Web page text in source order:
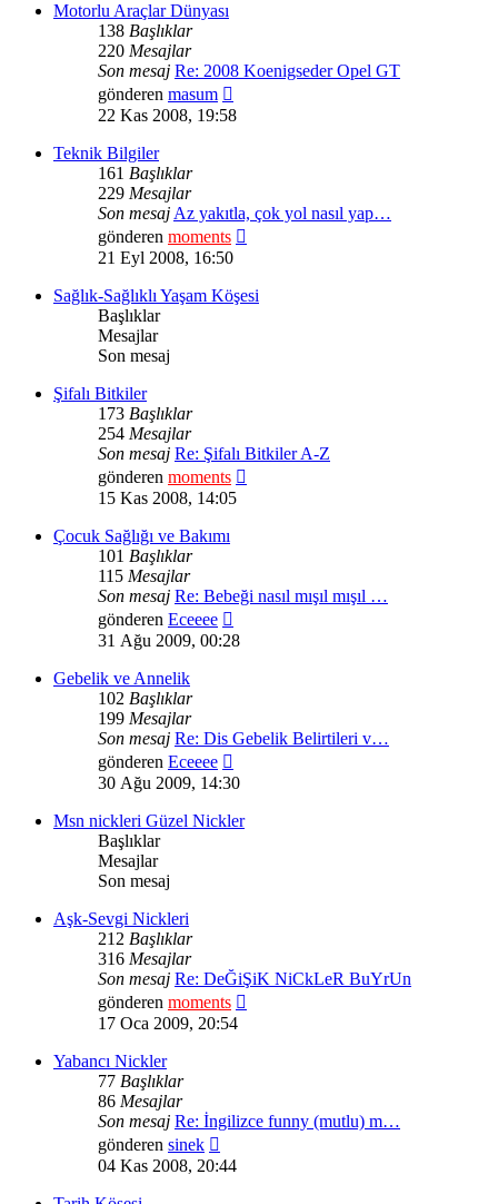
Motorlu Araçlar Dünyası
138 Başlıklar
220 Mesajlar
Son mesaj Re: 2008 Koenigseder Opel GT
gönderen masum
mesajı
22 Kas 2008, 19:58
Teknik Bilgiler
161 Başlıklar
229 Mesajlar
Son mesajAz yakıtla, çok yol nasıl yap…
gönderen moments
21 Eyl 2008, 16:50
Sağlık-Sağlıklı Yaşam Köşesi
Başlıklar
Mesajlar
Son mesaj
Şifalı Bitkiler
173 Başlıklar
254 Mesajlar
Son mesaj Re: Şifalı Bitkiler A-Z
gönderen moments
15 Kas 2008, 14:05
Çocuk Sağlığı ve Bakımı
101 Başlıklar
115 Mesajlar
Son mesaj Re: Bebeği nasıl mışıl mışıl …
gönderen Eceeee
mesajı
31 Ağu 2009, 00:28
Gebelik ve Annelik
102 Başlıklar
199 Mesajlar
Son mesaj Re: Dis Gebelik Belirtileri v…
gönderen Eceeee
mesajı
30 Ağu 2009, 14:30
Msn nickleri Güzel Nickler
Başlıklar
Mesajlar
Son mesaj
Aşk-Sevgi Nickleri
212 Başlıklar
316 Mesajlar
Son mesaj Re: DeĞiŞiK NiCkLeR BuYrUn
gönderen moments
17 Oca 2009, 20:54
Yabancı Nickler
77 Başlıklar
86 Mesajlar
Son mesaj Re: İngilizce funny (mutlu) m…
gönderen sinek
mesajı
04 Kas 2008, 20:44